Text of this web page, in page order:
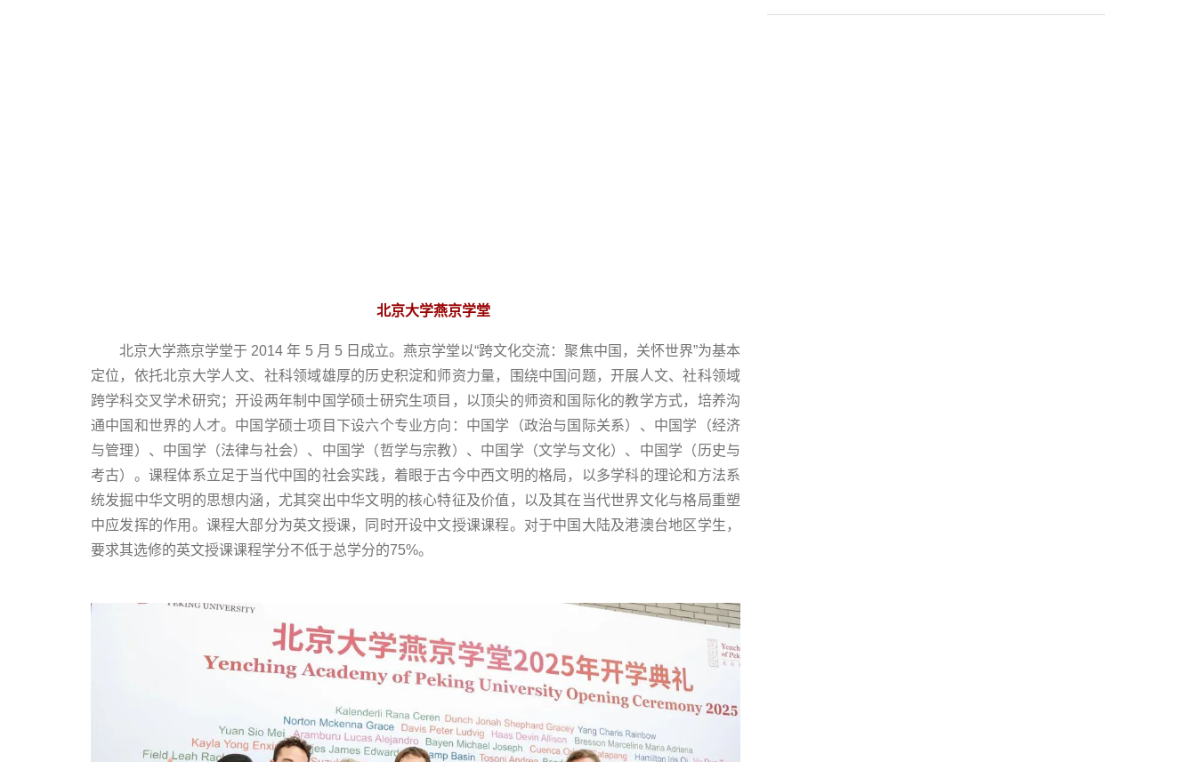
北京大学燕京学堂
北京大学燕京学堂于 2014 年 5 月 5 日成立。燕京学堂以“跨文化交流：聚焦中国，关怀世界”为基本
定位，依托北京大学人文、社科领域雄厚的历史积淀和师资力量，围绕中国问题，开展人文、社科领域
跨学科交叉学术研究；开设两年制中国学硕士研究生项目，以顶尖的师资和国际化的教学方式，培养沟
通中国和世界的人才。中国学硕士项目下设六个专业方向：中国学（政治与国际关系）、中国学（经济
与管理）、中国学（法律与社会）、中国学（哲学与宗教）、中国学（文学与文化）、中国学（历史与
考古）。课程体系立足于当代中国的社会实践，着眼于古今中西文明的格局，以多学科的理论和方法系
统发掘中华文明的思想内涵，尤其突出中华文明的核心特征及价值，以及其在当代世界文化与格局重塑
中应发挥的作用。课程大部分为英文授课，同时开设中文授课课程。对于中国大陆及港澳台地区学生，
要求其选修的英文授课课程学分不低于总学分的75%。